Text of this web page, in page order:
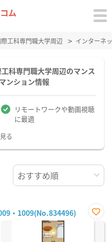
工科専門職大学周辺 インターネ
科専門職大学周辺のマンス
ンション情報
リモートワークや動画視聴
に最適
る
・1009(No.834496)
お気